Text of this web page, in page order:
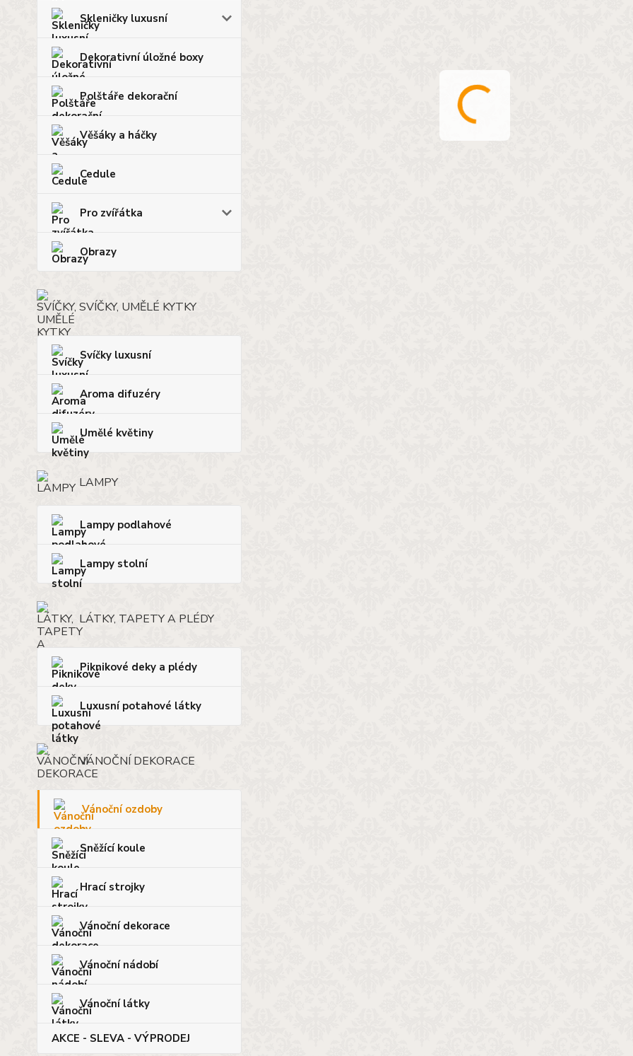
Skleničky luxusní
Dekorativní úložné boxy
Polštáře dekorační
Věšáky a háčky
Cedule
Pro zvířátka
Obrazy
SVÍČKY, UMĚLÉ KYTKY
Svíčky luxusní
Aroma difuzéry
Umělé květiny
LAMPY
Lampy podlahové
Lampy stolní
LÁTKY, TAPETY A PLÉDY
Piknikové deky a plédy
Luxusní potahové látky
VÁNOČNÍ DEKORACE
Vánoční ozdoby
Sněžící koule
Hrací strojky
Vánoční dekorace
Vánoční nádobí
Vánoční látky
AKCE - SLEVA - VÝPRODEJ